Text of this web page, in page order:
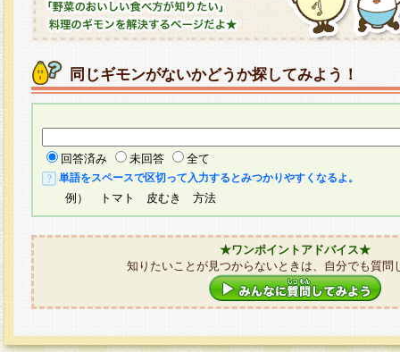
同じギモンがないかどうか探してみよう！
回答済み 未回答 全て
単語をスペースで区切って入力するとみつかりやすくなるよ。
例） トマト 皮むき 方法
★ワンポイントアドバイス★
知りたいことが見つからないときは、自分でも質問